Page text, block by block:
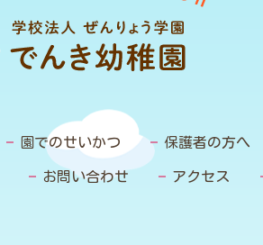
園でのせいかつ 保護者の方へ
お問い合わせ アクセス